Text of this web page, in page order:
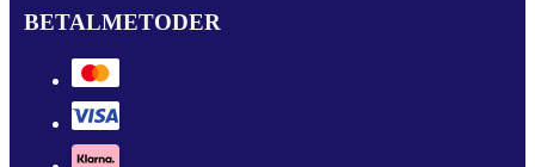
BETALMETODER